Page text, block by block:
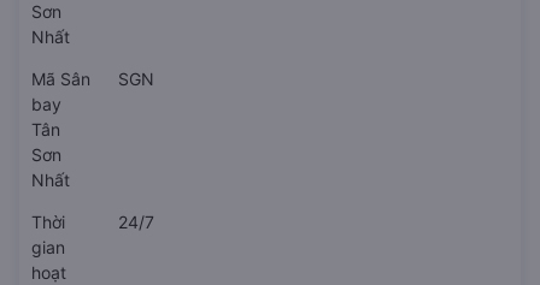
Sơn
Nhất
Mã Sân
bay
Tân
Sơn
Nhất
SGN
Thời
gian
hoạt
24/7